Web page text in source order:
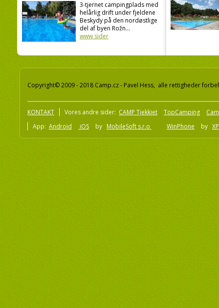
3-tjernet campingplads med
helårlig drift under fjeldene
Beskydy på den nordøstlige
del af byen Rožn...
www sider
Copyright© 2009 - 2018 Camp.cz - Pavel Hess, alle rettigheder
KONTAKT Vores andre sider: CAMP Tjekkiet TopCamping
App: Android iOS by MobileSoft s.r.o WinPhone by